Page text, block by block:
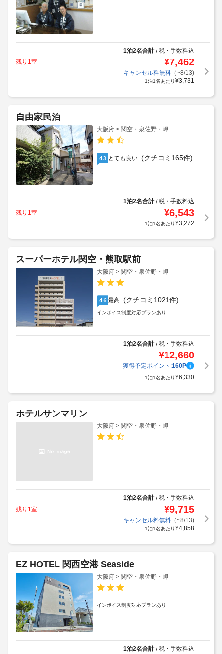
1泊2名合計/税・手数料込
残り1室
¥7,462
キャンセル料無料（~8/13)
1泊1名あたり¥3,731
自由家民泊
大阪府 > 関空・泉佐野・岬
4.3 とても良い (クチコミ165件)
1泊2名合計/税・手数料込
残り1室
¥6,543
1泊1名あたり¥3,272
スーパーホテル関空・熊取駅前
大阪府 > 関空・泉佐野・岬
4.6 最高 (クチコミ1021件)
インボイス制度対応プランあり
1泊2名合計/税・手数料込
¥12,660
獲得予定ポイント:160P
1泊1名あたり¥6,330
ホテルサンマリン
大阪府 > 関空・泉佐野・岬
1泊2名合計/税・手数料込
残り1室
¥9,715
キャンセル料無料（~8/13)
1泊1名あたり¥4,858
EZ HOTEL 関西空港 Seaside
大阪府 > 関空・泉佐野・岬
インボイス制度対応プランあり
1泊2名合計/税・手数料込